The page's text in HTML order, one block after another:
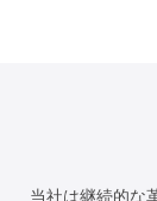
当社は継続的な